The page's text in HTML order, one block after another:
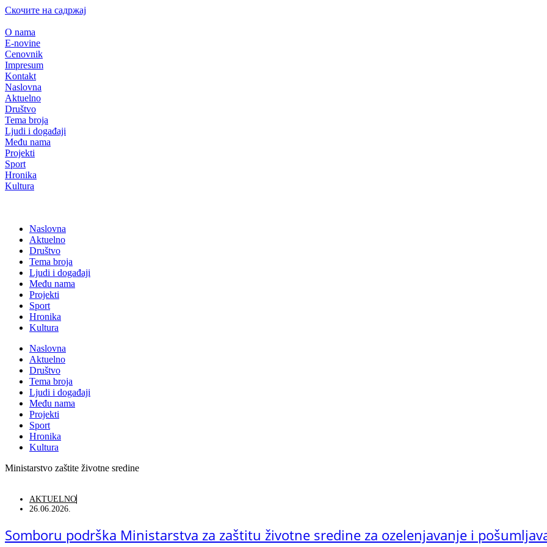
Скочите на садржај
O nama
E-novine
Cenovnik
Impresum
Kontakt
Naslovna
Aktuelno
Društvo
Tema broja
Ljudi i događaji
Među nama
Projekti
Sport
Hronika
Kultura
Naslovna
Aktuelno
Društvo
Tema broja
Ljudi i događaji
Među nama
Projekti
Sport
Hronika
Kultura
Naslovna
Aktuelno
Društvo
Tema broja
Ljudi i događaji
Među nama
Projekti
Sport
Hronika
Kultura
Ministarstvo zaštite životne sredine
AKTUELNO
26.06.2026.
Somboru podrška Ministarstva za zaštitu životne sredine za ozelenjavanje i